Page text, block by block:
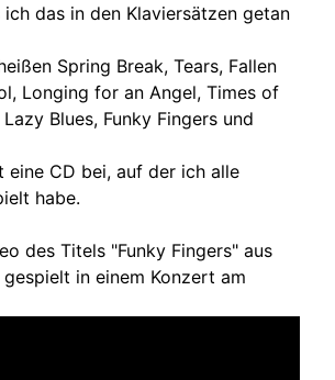
ich das in den Klaviersätzen getan
Spring Break, Tears, Fallen
Longing for an Angel, Times of
Blues, Funky Fingers und
eine CD bei, auf der ich alle
habe.
des Titels "Funky Fingers" aus
in einem Konzert am